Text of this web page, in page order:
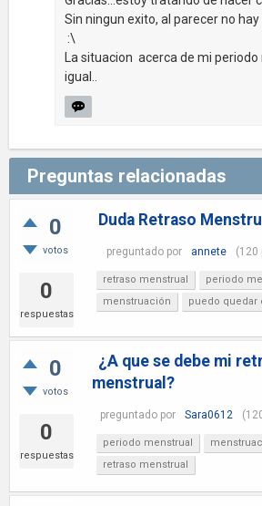
Sin ningun exito, al parecer no hay
:\
La situacion acerca de mi
igual..
Preguntas relacionadas
0
votos
0
respuestas
Duda Retraso
preguntado por annete (120
retraso menstrual
periodo
menstruación
puedo quedar
0
votos
0
respuestas
¿A que se debe mi
menstrual?
preguntado por Sara0612 (
periodo menstrual
retraso menstrual